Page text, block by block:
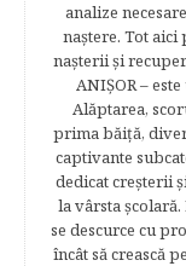
analize
naştere. Tot
naşterii şi
ANIŞOR –
Alăptarea,
prima băiţă,
captivante
dedicat creşterii
la vârsta
se descurce cu
încât să crească